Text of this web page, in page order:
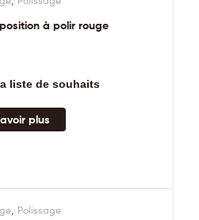
à polir rouge
liste de souhaits
plus
, Polissage